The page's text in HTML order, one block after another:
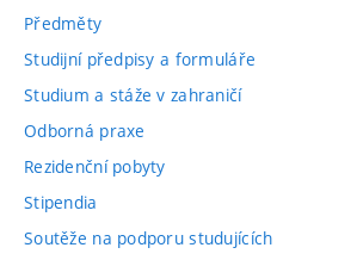
Předměty
Studijní předpisy a formuláře
Studium a stáže v zahraničí
Odborná praxe
Rezidenční pobyty
Stipendia
Soutěže na podporu studujících